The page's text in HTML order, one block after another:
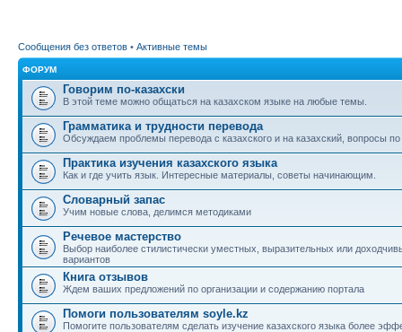
Сообщения без ответов • Активные темы
ФОРУМ
Говорим по-казахски
В этой теме можно общаться на казахском языке на любые темы.
Грамматика и трудности перевода
Обсуждаем проблемы перевода с казахского и на казахский, вопросы
Практика изучения казахского языка
Как и где учить язык. Интересные материалы, советы начинающим.
Словарный запас
Учим новые слова, делимся методиками
Речевое мастерство
Выбор наиболее стилистически уместных, выразительных или
вариантов
Книга отзывов
Ждем ваших предложений по организации и содержанию портала
Помоги пользователям soyle.kz
Помогите пользователям сделать изучение казахского языка более